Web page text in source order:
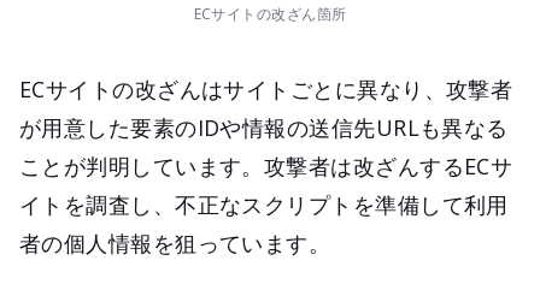
ECサイトの改ざん箇所
ECサイトの改ざんはサイトごとに異なり、攻撃者
が用意した要素のIDや情報の送信先URLも異なる
ことが判明しています。攻撃者は改ざんするECサ
イトを調査し、不正なスクリプトを準備して利用
者の個人情報を狙っています。